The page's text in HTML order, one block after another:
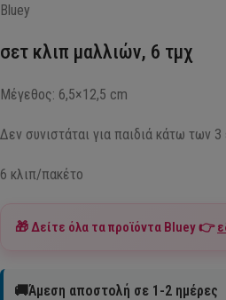
Bluey
σετ κλιπ μαλλιών, 6 τμχ
Μέγεθος: 6,5×12,5 cm
Δεν συνιστάται για παιδιά κάτω των
6 κλιπ/πακέτο
🎁 Δείτε όλα τα προϊόντα Bluey👉
🚚Άμεση αποστολή σε 1-2 ημέρες